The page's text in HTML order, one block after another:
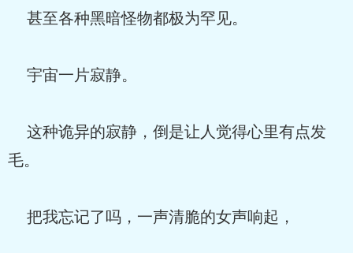
甚至各种黑暗怪物都极为罕见。
宇宙一片寂静。
这种诡异的寂静，倒是让人觉得心里有点发
毛。
把我忘记了吗，一声清脆的女声响起，